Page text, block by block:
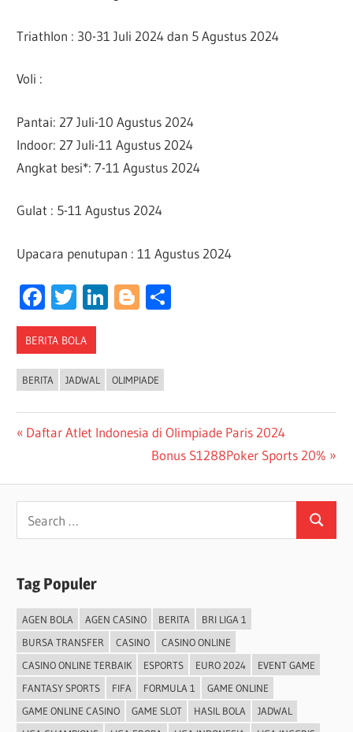
Triathlon : 30-31 Juli 2024 dan 5 Agustus 2024
Voli :
Pantai: 27 Juli-10 Agustus 2024
Indoor: 27 Juli-11 Agustus 2024
Angkat besi*: 7-11 Agustus 2024
Gulat : 5-11 Agustus 2024
Upacara penutupan : 11 Agustus 2024
Facebook
Twitter
LinkedIn
Blogger
BERITA BOLA
BERITA JADWAL OLIMPIADE
Post
Previous
Daftar Atlet Indonesia di Olimpiade Paris 2024
Next
Bonus S1288Poker Sports 20%
for:
Search
Tag Populer
AGEN BOLA AGEN CASINO BERITA
BRI LIGA 1
BURSA TRANSFER
CASINO
CASINO ONLINE
CASINO ONLINE TERBAIK
ESPORTS EURO 2024
EVENT GAME
FANTASY SPORTS
FIFA FORMULA 1
GAME ONLINE
GAME ONLINE CASINO
GAME SLOT HASIL BOLA
JADWAL